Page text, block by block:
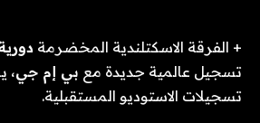
+ الفرقة الاسكتلندية المخضرمة
تسجيل عالمية جديدة مع بي إم جي،
تسجيلات الاستوديو المستقبلية.